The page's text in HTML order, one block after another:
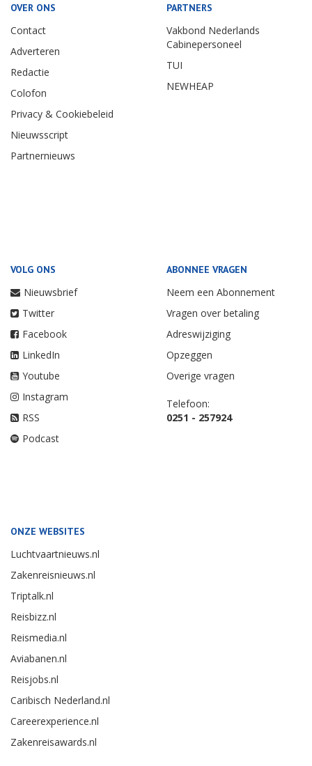
OVER ONS
Contact
Adverteren
Redactie
Colofon
Privacy & Cookiebeleid
Nieuwsscript
Partnernieuws
PARTNERS
Vakbond Nederlands
Cabinepersoneel
TUI
NEWHEAP
VOLG ONS
Nieuwsbrief
Twitter
Facebook
LinkedIn
Youtube
Instagram
RSS
Podcast
ABONNEE VRAGEN
Neem een Abonnement
Vragen over betaling
Adreswijziging
Opzeggen
Overige vragen
Telefoon:
0251 - 257924
ONZE WEBSITES
Luchtvaartnieuws.nl
Zakenreisnieuws.nl
Triptalk.nl
Reisbizz.nl
Reismedia.nl
Aviabanen.nl
Reisjobs.nl
Caribisch Nederland.nl
Careerexperience.nl
Zakenreisawards.nl